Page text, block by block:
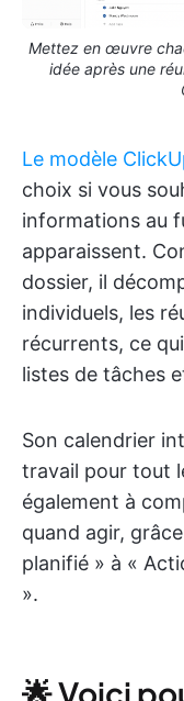
Mettez en œuvre
idée après une
Le modèle
choix si vous
informations au
apparaissent.
dossier, il
individuels, les
récurrents, ce
listes de tâches
Son calendrier
travail pour tout
également à
quand agir,
planifié » à «
».
🌟 Voici